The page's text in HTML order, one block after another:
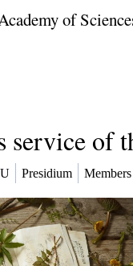
of
service of
Presidium Members